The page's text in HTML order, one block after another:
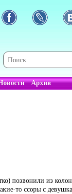
Архив
позвонили из
то ссоры с